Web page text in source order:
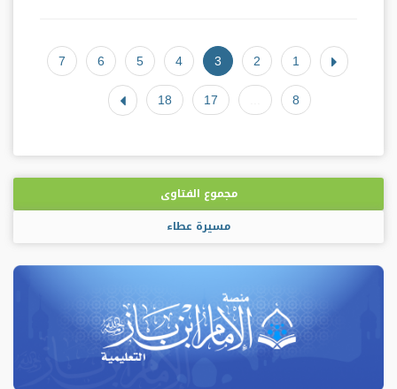
1
2
3
4
5
6
7
8
17
18
مجموع الفتاوى
مسيرة عطاء